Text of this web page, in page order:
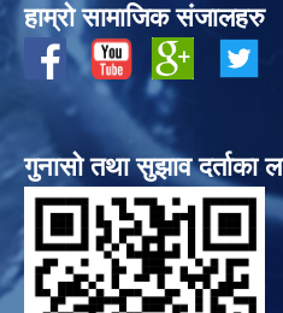
हाम्रो सामाजिक संजालहरु
गुनासो तथा सुझाव दर्ताका